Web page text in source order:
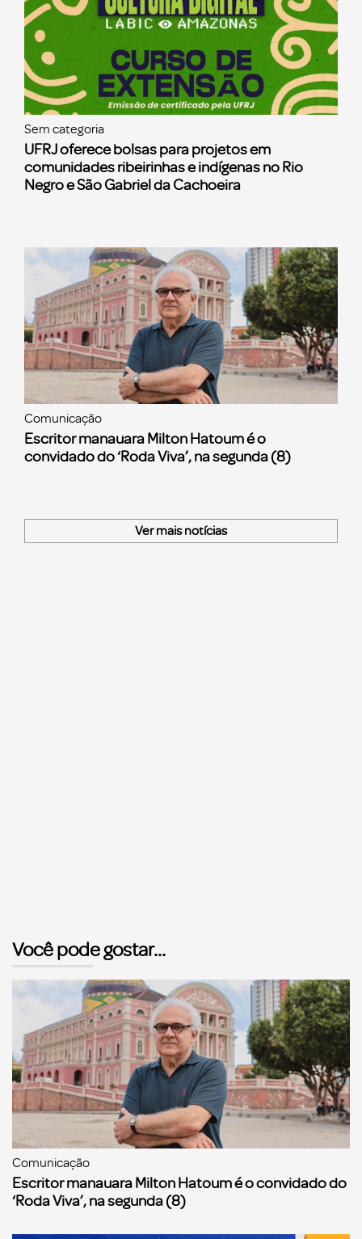
Sem categoria
UFRJ oferece bolsas para projetos em
comunidades ribeirinhas e indígenas no Rio
Negro e São Gabriel da Cachoeira
Comunicação
Escritor manauara Milton Hatoum é o
convidado do ‘Roda Viva’, na segunda (8)
Ver mais notícias
Você pode gostar...
Comunicação
Escritor manauara Milton Hatoum é o convidado do
‘Roda Viva’, na segunda (8)